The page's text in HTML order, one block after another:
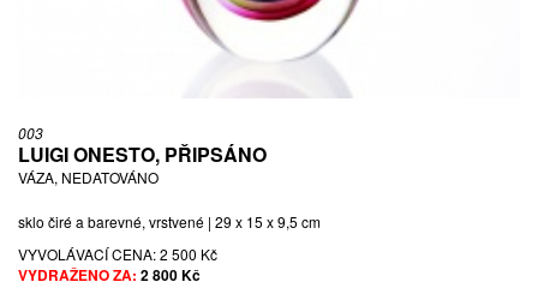
003
LUIGI ONESTO, PŘIPSÁNO
VÁZA, NEDATOVÁNO
sklo čiré a barevné, vrstvené | 29 x 15 x 9,5 cm
VYVOLÁVACÍ CENA:2 500 Kč
VYDRAŽENO ZA: 2 800 Kč